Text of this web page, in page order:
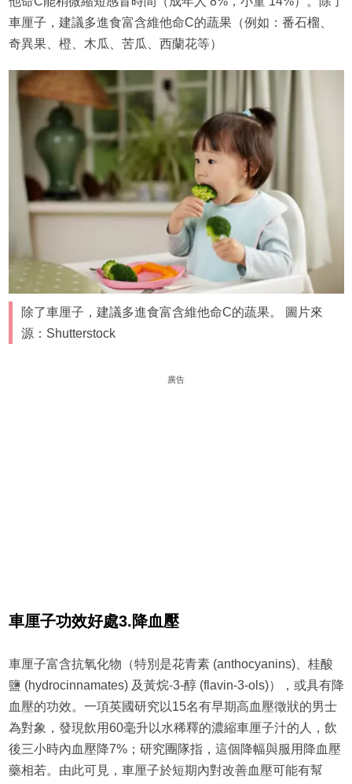
車厘子，建議多進食富含維他命C的蔬果（例如：番石榴、
奇異果、橙、木瓜、苦瓜、西蘭花等）
除了車厘子，建議多進食富含維他命C的蔬果。 圖片來
源：Shutterstock
廣告
車厘子功效好處3.降血壓
車厘子富含抗氧化物（特別是花青素 (anthocyanins)、桂酸
鹽 (hydrocinnamates) 及黃烷-3-醇 (flavin-3-ols)），或具有降
血壓的功效。一項英國研究以15名有早期高血壓徵狀的男士
為對象，發現飲用60毫升以水稀釋的濃縮車厘子汁的人，飲
後三小時內血壓降7%；研究團隊指，這個降幅與服用降血壓
藥相若。由此可見，車厘子於短期內對改善血壓可能有幫